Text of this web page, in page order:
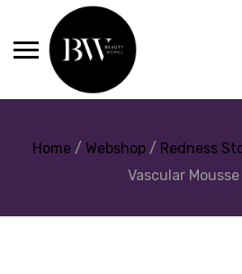
Home/ Webshop/ Redness
Vascular Mousse